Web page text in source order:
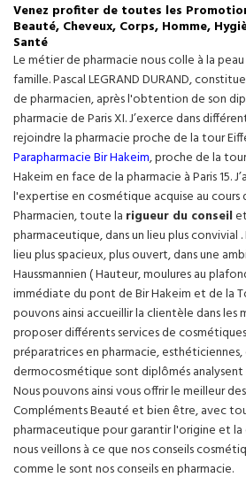
Venez profiter de toutes les
Beauté, Cheveux, Corps, Homme,
Santé
Le métier de pharmacie nous colle à la
famille. Pascal LEGRAND DURAND,
de pharmacien, après l'obtention de son
pharmacie de Paris XI. J’exerce dans
rejoindre la pharmacie proche de la tour
Parapharmacie Bir Hakeim, proche de la
Hakeim en face de la pharmacie à Paris 15.
l'expertise en cosmétique acquise au
Pharmacien, toute la rigueur du conseil
pharmaceutique, dans un lieu plus convivial
lieu plus spacieux, plus ouvert, dans une
Haussmannien ( Hauteur, moulures au
immédiate du pont de Bir Hakeim et de la
pouvons ainsi accueillir la clientèle dans
proposer différents services de
préparatrices en pharmacie, esthéticiennes,
dermocosmétique sont diplômés analysent
Nous pouvons ainsi vous offrir le meilleur
Compléments Beauté et bien être, avec
pharmaceutique pour garantir l'origine et
nous veillons à ce que nos conseils
comme le sont nos conseils en pharmacie.